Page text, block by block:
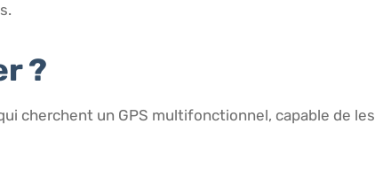
?
cherchent un GPS multifonctionnel, capable de les